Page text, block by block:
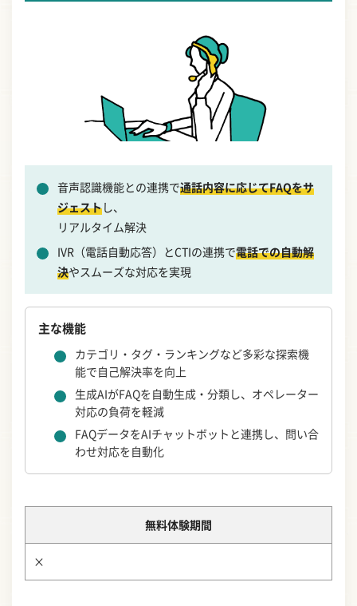
音声認識機能との連携で通話内容に応じてFAQをサ
ジェストし、
リアルタイム解決
IVR（電話自動応答）とCTIの連携で電話での自動解
決やスムーズな対応を実現
主な機能
カテゴリ・タグ・ランキングなど多彩な探索機
能で自己解決率を向上
生成AIがFAQを自動生成・分類し、オペレーター
対応の負荷を軽減
FAQデータをAIチャットボットと連携し、問い合
わせ対応を自動化
無料体験期間
×